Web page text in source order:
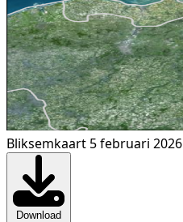
Bliksemkaart 5 februari 2026
Download